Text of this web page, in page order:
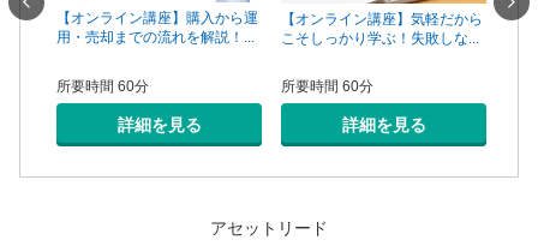
手は
【オンライン講座】購入から運
用・売却までの流れを解説！...
所要時間 60分
詳細を見る
【オンライン講座】気軽だから
こそしっかり学ぶ！失敗しな...
所要時間 60分
詳細を見る
【オ
アセットリード